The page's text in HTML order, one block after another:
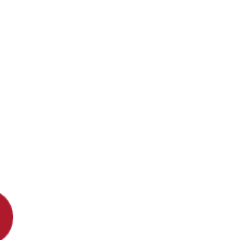
CLASE 10 UHS I